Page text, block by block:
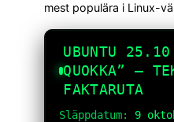
mest populära i Linux-
UBUNTU 25.10
QUOKKA” —
FAKTARUTA
Släppdatum: 9